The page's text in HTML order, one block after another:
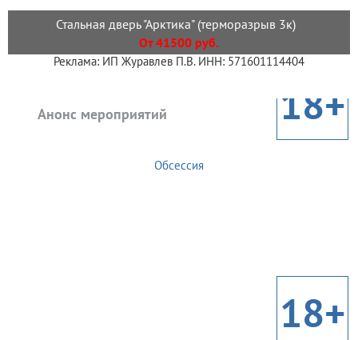
Стальная дверь "Арктика" (терморазрыв 3к)
От 41500 руб.
Реклама: ИП Журавлев П.В. ИНН: 571601114404
Анонс мероприятий 18+
Обсессия
18+